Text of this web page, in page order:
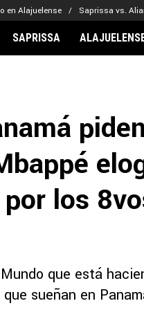
en Alajuelense Saprissa vs.
Kervin Arriaga
Adalberto Carrasquilla
Nathaniel Méndez-Laing
SAPRISSA
los
que está
sueñan en